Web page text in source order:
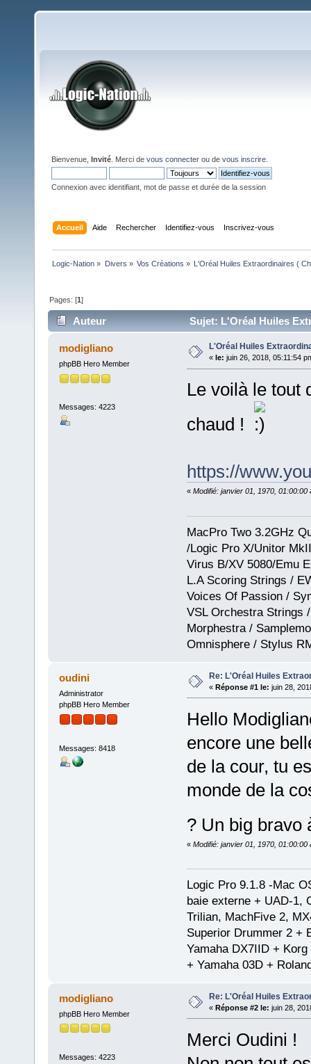
Bienvenue, Invité . Merci de vous connecter ou de vous inscrire
Connexion avec identifiant, mot de passe et durée de la session
Accueil Aide Rechercher Identifiez-vous Inscrivez-vous
Logic-Nation » Divers » Vos Créations » L'Oréal Huiles Extraordinaires (
Pages: [1]
Auteur Sujet: L'Oréal Huiles
modigliano
phpBB Hero Member
Messages: 4223
L'Oréal Huiles
« le: juin 26, 2018, 05:11:54
Le voilà le tout
chaud !
https://
« Modifié: janvier 01, 1970, 01:00:00
MacPro Two 3.2GHz
/Logic Pro X/Unitor
Virus B/XV 5080/Emu
L.A Scoring Strings /
Voices Of Passion /
VSL Orchestra Strings
Morphestra /
Omnisphere / Stylus
oudini
Administrator
phpBB Hero Member
Messages: 8418
Re: L'Oréal Huiles
« Réponse #1 le: juin 28,
Hello
encore une
de la cour, tu
monde de la
? Un big bravo
« Modifié: janvier 01, 1970, 01:00:00
Logic Pro 9.1.8 -Mac
baie externe + UAD-1,
Trilian, MachFive 2,
Superior Drummer 2 +
Yamaha DX7IID +
+ Yamaha 03D +
modigliano
phpBB Hero Member
Messages: 4223
Re: L'Oréal Huiles
« Réponse #2 le: juin 28,
Merci Oudini !